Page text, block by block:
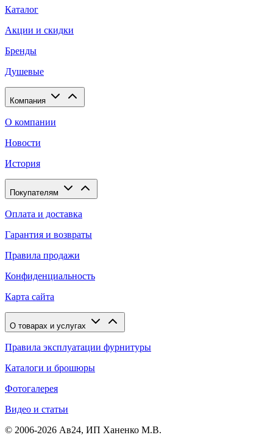
Каталог
Акции и скидки
Бренды
Душевые
Компания
О компании
Новости
История
Покупателям
Оплата и доставка
Гарантия и возвраты
Правила продажи
Конфиденциальность
Карта сайта
О товарах и услугах
Правила эксплуатации фурнитуры
Каталоги и брошюры
Фотогалерея
Видео и статьи
© 2006-2026 Ав24, ИП Ханенко М.В.